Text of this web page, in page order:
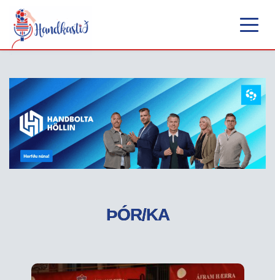
ÞÓR/KA